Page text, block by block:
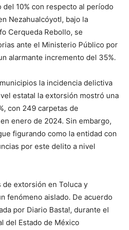
10% con respecto al período
Nezahualcóyotl, bajo la
Cerqueda Rebollo, se
ante el Ministerio Público por
alarmante incremento del 35%.
la incidencia delictiva
estatal la extorsión mostró una
con 249 carpetas de
enero de 2024. Sin embargo,
figurando como la entidad con
por este delito a nivel
de extorsión en Toluca y
fenómeno aislado. De acuerdo
por Diario Basta!, durante el
del Estado de México